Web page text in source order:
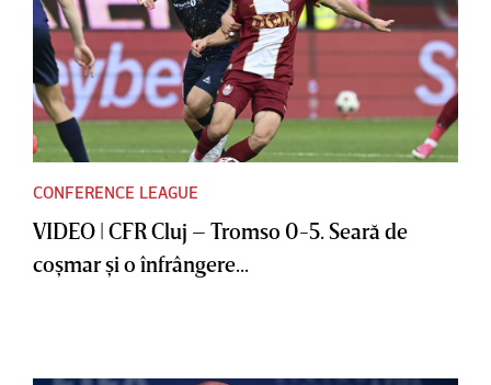
CONFERENCE LEAGUE
VIDEO | CFR Cluj – Tromso 0-5. Seară de
coşmar şi o înfrângere...